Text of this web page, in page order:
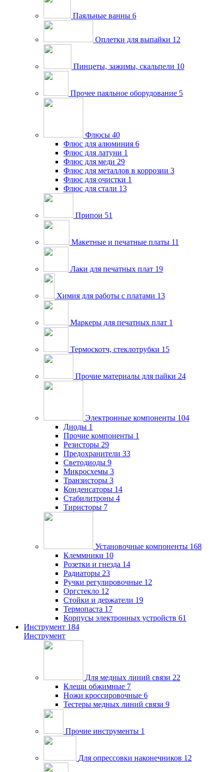
Паяльные ванны 6
Оплетки для выпайки 12
Пинцеты, зажимы, скальпели 10
Прочее паяльное оборудование 5
Флюсы 40
Флюс для алюминия 6
Флюс для латуни 1
Флюс для меди 29
Флюс для металлов в коррозии 3
Флюс для очистки 1
Флюс для стали 13
Припои 51
Макетные и печатные платы 11
Лаки для печатных плат 19
Химия для работы с платами 13
Маркеры для печатных плат 1
Термоскотч, стеклотрубки 15
Прочие материалы для пайки 24
Электронные компоненты 104
Диоды 1
Прочие компоненты 1
Резисторы 29
Предохранители 33
Светодиоды 9
Микросхемы 3
Транзисторы 3
Конденсаторы 14
Стабилитроны 4
Тиристоры 7
Установочные компоненты 168
Клеммники 10
Розетки и гнезда 14
Радиаторы 23
Ручки регулировочные 12
Оргстекло 12
Стойки и держатели 19
Термопаста 17
Корпусы электронных устройств 61
Инструмент 184
Инструмент
Для медных линий связи 22
Клещи обжимные 7
Ножи кроссировочные 6
Тестеры медных линий связи 9
Прочие инструменты 1
Для опрессовки наконечников 12